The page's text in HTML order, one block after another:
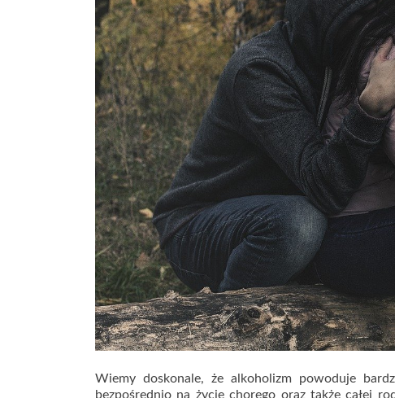
Wiemy doskonale, że alkoholizm powoduje
bezpośrednio na życie chorego oraz także całej